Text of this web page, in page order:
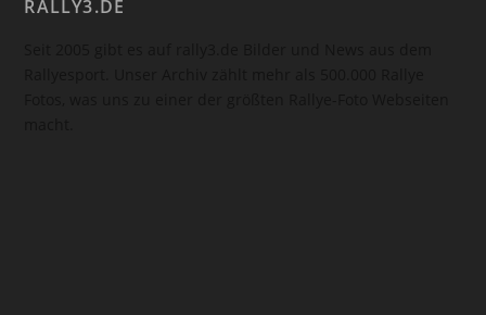
RALLY3.DE